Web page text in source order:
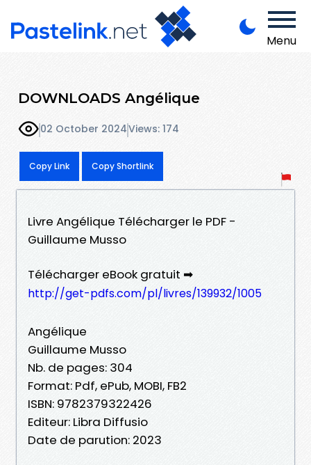
Menu
DOWNLOADS Angélique
02 October 2024Views: 174
Copy Link Copy Shortlink
Livre Angélique Télécharger le PDF -
Guillaume Musso
Télécharger eBook gratuit ➡
http://get-pdfs.com/pl/livres/139932/1005
Angélique
Guillaume Musso
Nb. de pages: 304
Format: Pdf, ePub, MOBI, FB2
ISBN: 9782379322426
Editeur: Libra Diffusio
Date de parution: 2023